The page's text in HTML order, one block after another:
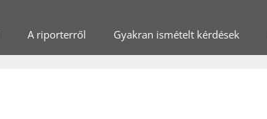
A riporterről Gyakran ismételt kérdések